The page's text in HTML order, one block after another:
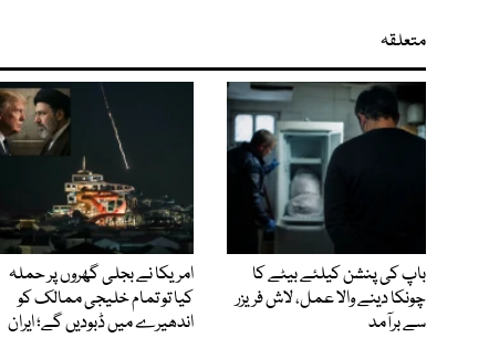
متعلقہ
باپ کی پنشن کیلئے بیٹے کا
چونکا دینے والا عمل، لاش فریزر
سے برآمد
امریکا نے بجلی گھروں پر حملہ
کیا تو تمام خلیجی ممالک کو
اندھیرے میں ڈبودیں گے؛ ایران